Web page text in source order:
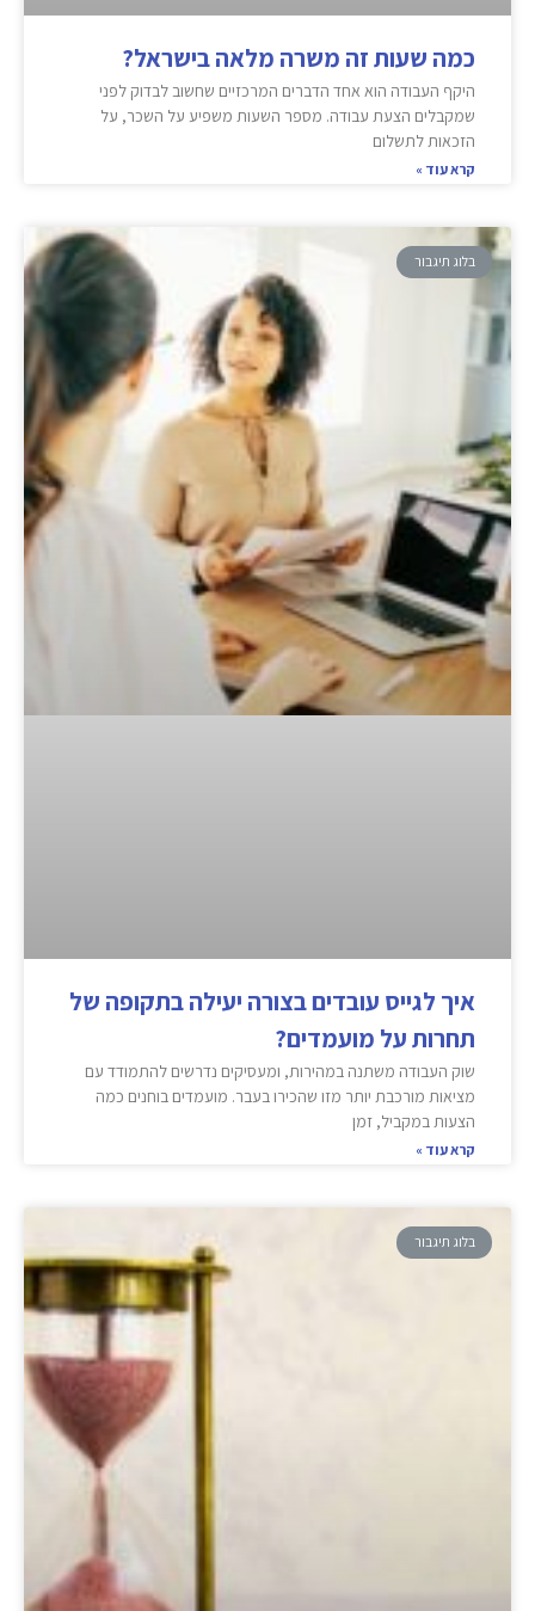
כמה שעות זה משרה מלאה בישראל?
היקף העבודה הוא אחד הדברים המרכזיים שחשוב לבדוק לפני
שמקבלים הצעת עבודה. מספר השעות משפיע על השכר, על
הזכאות לתשלום
קרא עוד »
בלוג תיגבור
איך לגייס עובדים בצורה יעילה בתקופה של
תחרות על מועמדים?
שוק העבודה משתנה במהירות, ומעסיקים נדרשים להתמודד עם
מציאות מורכבת יותר מזו שהכירו בעבר. מועמדים בוחנים כמה
הצעות במקביל, זמן
קרא עוד »
בלוג תיגבור